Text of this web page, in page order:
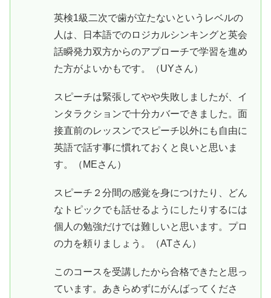
英検1級二次で歯が立たないというレベルの
人は、日本語でのロジカルシンキングと英会
話瞬発力双方からのアプローチで学習を進め
た方がよいかもです。（UYさん）
スピーチは緊張してやや失敗しましたが、イ
ンタラクションで十分カバーできました。面
接直前のレッスンでスピーチ以外にも自由に
英語で話す事に慣れておくと良いと思いま
す。（MEさん）
スピーチ２分間の感覚を身につけたり、どん
なトピックでも話せるようにしたりするには
個人の勉強だけでは難しいと思います。プロ
の力を頼りましょう。（ATさん）
このコースを受講したから合格できたと思っ
ています。あきらめずにがんばってくださ